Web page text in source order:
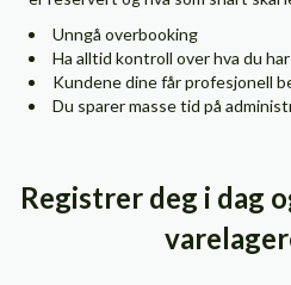
Unngå overbooking
Ha alltid kontroll over hva du
Kundene dine får profesjonell
Du sparer masse tid på
Registrer deg i dag